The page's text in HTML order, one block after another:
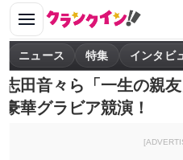
ニュース 特集 インタビ
志田音々ら「一生の親
豪華グラビア競演！